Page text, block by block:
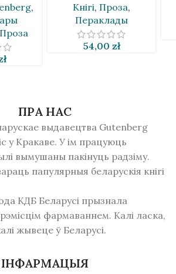
,
Проза
Кнігі, Проза,
Пераклады
54,00 zł
ПРА НАС
выдавецтва Gutenberg
у Кракаве. У ім працуюць
вымушаны пакінуць радзiму.
папулярныя беларускія кнігі
КДБ Беларусі прызнала
фармаваннем. Калі ласка,
жывеце ў Беларусі.
ІНФАРМАЦЫЯ